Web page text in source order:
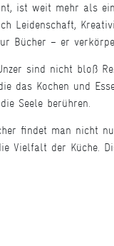
ist weit mehr als
Leidenschaft,
Bücher – er
sind nicht bloß
das Kochen und
Seele berühren.
findet man nicht
Vielfalt der Küche.